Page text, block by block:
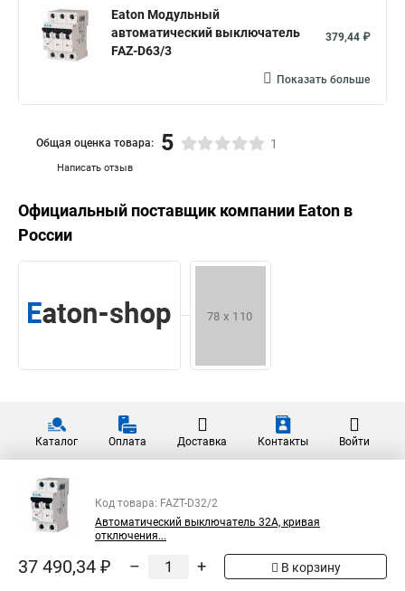
Eaton Модульный
автоматический выключатель
FAZ-D63/3
379,44 ₽
Показать больше
Написать отзыв
Общая оценка товара: 5 1
Официальный поставщик компании Eaton в
России
Каталог Оплата Доставка Контакты Войти
Код товара: FAZT-D32/2
Автоматический выключатель 32А, кривая
отключения...
37 490,34 ₽ – + В корзину